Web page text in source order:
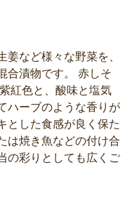
など様々な野菜を、
合漬物です。 赤しそ
紅色と、酸味と塩気
ハーブのような香りが
とした食感が良く保た
は焼き魚などの付け合
の彩りとしても広くご